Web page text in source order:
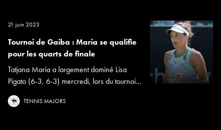
21 juin 2023
Tournoi de Gaiba : Maria se qualifie
pour les quarts de finale
Tatjana Maria a largement dominé Lisa
Pigato (6-3, 6-3) mercredi, lors du tournoi...
TENNIS MAJORS